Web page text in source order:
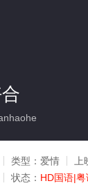
类型： 爱情
状态： HD国语|